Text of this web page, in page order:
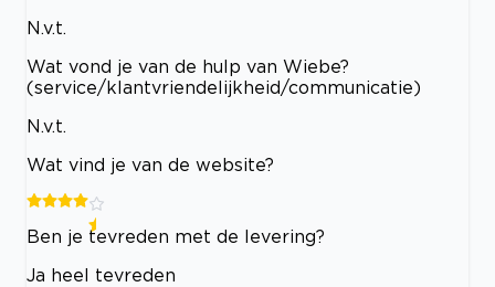
N.v.t.
Wat vond je van de hulp van Wiebe?
(service/klantvriendelijkheid/communicatie)
N.v.t.
Wat vind je van de website?
Ben je tevreden met de levering?
Ja heel tevreden